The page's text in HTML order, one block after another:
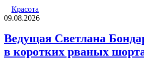
Красота
09.08.2026
Ведущая Светлана
в коротких рваных